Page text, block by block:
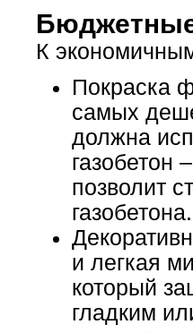
К
Покраска
самых
должна
газобетон
позволит
газобетона.
и легкая
который
гладким